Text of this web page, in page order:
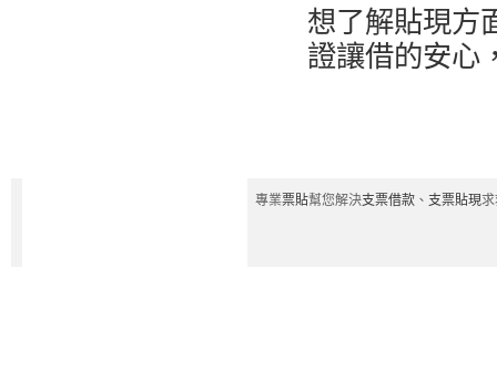
想了解貼現方
證讓借的安心
專業票貼幫您解決支票借款 、 支票貼現